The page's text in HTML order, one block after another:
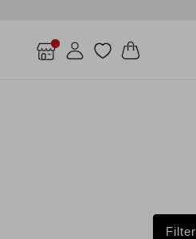
Filter